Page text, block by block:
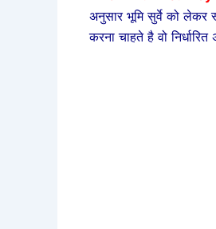
अनुसार भूमि सुर्वे को लेकर
करना चाहते है वो